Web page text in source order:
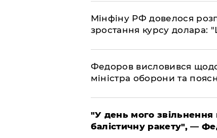
​Мінфіну РФ довелося
зростання курсу долара:
​Федоров висловився
міністра оборони та
​"У день мого
балістичну ракету", —